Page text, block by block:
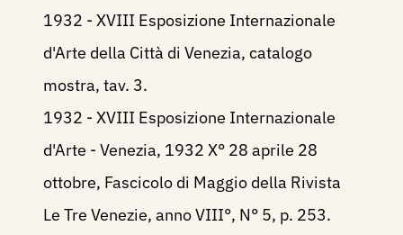
1932 - XVIII Esposizione Internazionale
d'Arte della Città di Venezia, catalogo
mostra, tav. 3.
1932 - XVIII Esposizione Internazionale
d'Arte - Venezia, 1932 X° 28 aprile 28
ottobre, Fascicolo di Maggio della Rivista
Le Tre Venezie, anno VIII°, N° 5, p. 253.